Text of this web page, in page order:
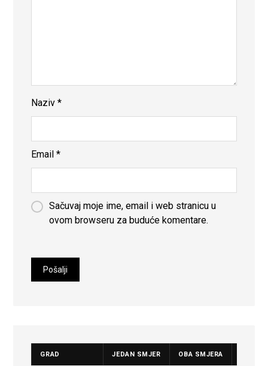
Naziv*
Email*
Sačuvaj moje ime, email i web stranicu u
ovom browseru za buduće komentare.
GRAD JEDAN SMJER OBA SMJERA